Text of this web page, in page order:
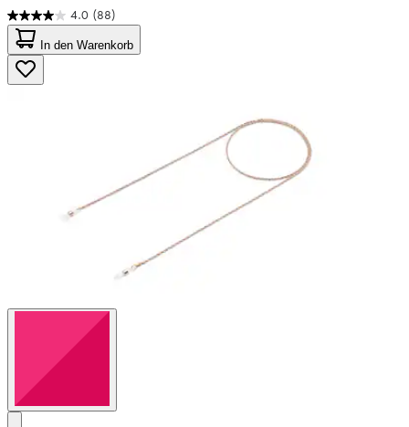
4.0 (88)
4.0
von
5
Sternen.
88
In den Warenkorb